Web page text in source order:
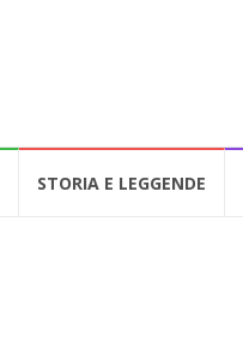
STORIA E LEGGENDE